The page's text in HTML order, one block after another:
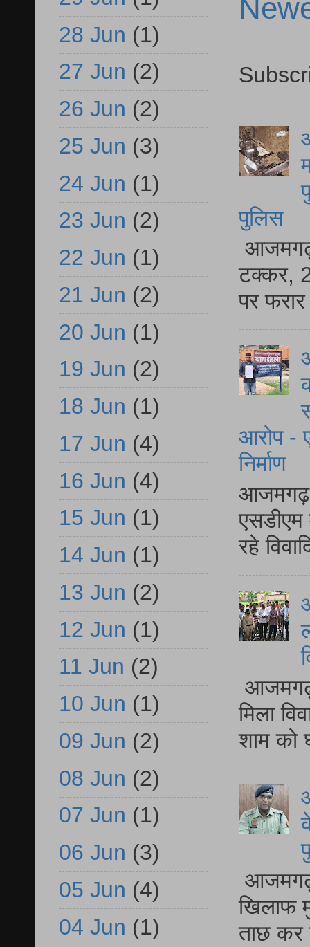
पुलिस
आजमगढ़
टक्कर,
पर
आरोप -
निर्माण
आजमगढ़
एसडीएम
रहे
आजमगढ़
मिला
शाम को
आजमगढ़
खिलाफ
ताछ कर
28 Jun (1)
27 Jun (2)
26 Jun (2)
25 Jun (3)
24 Jun (1)
23 Jun (2)
22 Jun (1)
21 Jun (2)
20 Jun (1)
19 Jun (2)
18 Jun (1)
17 Jun (4)
16 Jun (4)
15 Jun (1)
14 Jun (1)
13 Jun (2)
12 Jun (1)
11 Jun (2)
10 Jun (1)
09 Jun (2)
08 Jun (2)
07 Jun (1)
06 Jun (3)
05 Jun (4)
04 Jun (1)